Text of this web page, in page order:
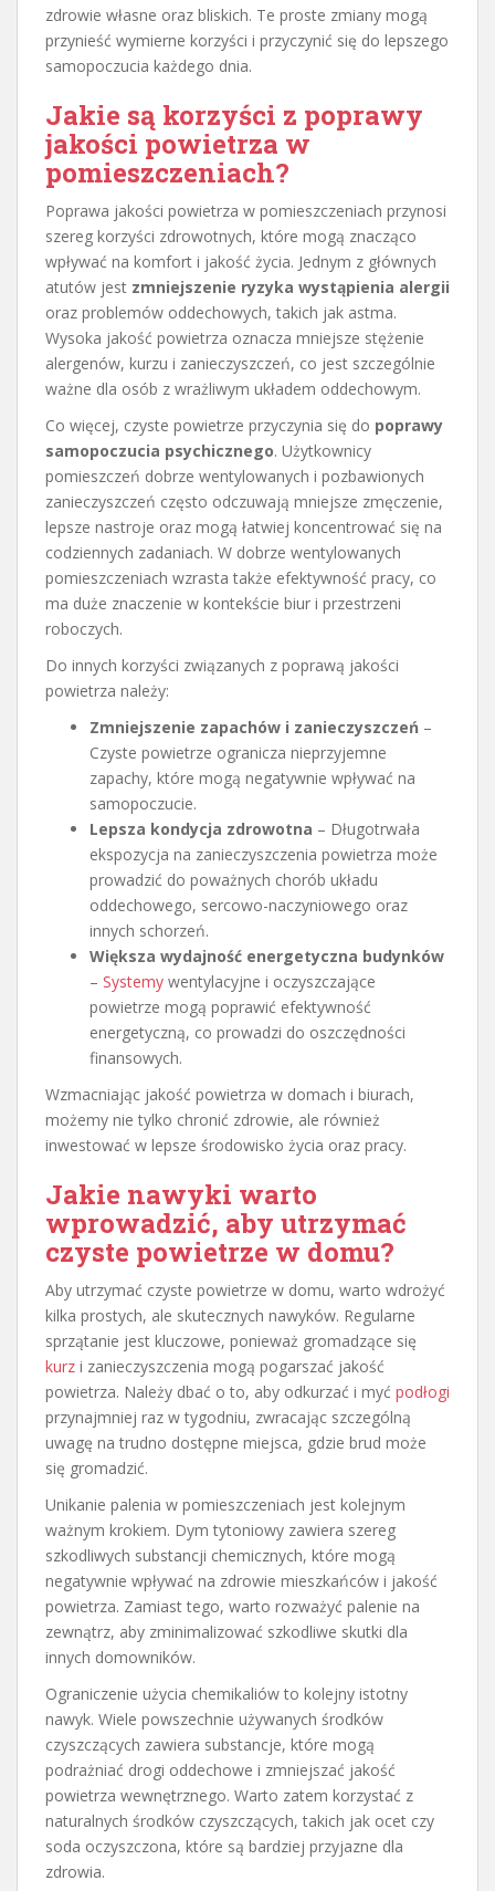
zdrowie własne oraz bliskich. Te proste zmiany mogą
przynieść wymierne korzyści i przyczynić się do lepszego
samopoczucia każdego dnia.
Jakie są korzyści z poprawy
jakości powietrza w
pomieszczeniach?
Poprawa jakości powietrza w pomieszczeniach przynosi
szereg korzyści zdrowotnych, które mogą znacząco
wpływać na komfort i jakość życia. Jednym z głównych
atutów jest zmniejszenie ryzyka wystąpienia alergii
oraz problemów oddechowych, takich jak astma.
Wysoka jakość powietrza oznacza mniejsze stężenie
alergenów, kurzu i zanieczyszczeń, co jest szczególnie
ważne dla osób z wrażliwym układem oddechowym.
Co więcej, czyste powietrze przyczynia się do poprawy
samopoczucia psychicznego. Użytkownicy
pomieszczeń dobrze wentylowanych i pozbawionych
zanieczyszczeń często odczuwają mniejsze zmęczenie,
lepsze nastroje oraz mogą łatwiej koncentrować się na
codziennych zadaniach. W dobrze wentylowanych
pomieszczeniach wzrasta także efektywność pracy, co
ma duże znaczenie w kontekście biur i przestrzeni
roboczych.
Do innych korzyści związanych z poprawą jakości
powietrza należy:
Zmniejszenie zapachów i zanieczyszczeń –
Czyste powietrze ogranicza nieprzyjemne
zapachy, które mogą negatywnie wpływać na
samopoczucie.
Lepsza kondycja zdrowotna – Długotrwała
ekspozycja na zanieczyszczenia powietrza może
prowadzić do poważnych chorób układu
oddechowego, sercowo-naczyniowego oraz
innych schorzeń.
Większa wydajność energetyczna budynków
– Systemy wentylacyjne i oczyszczające
powietrze mogą poprawić efektywność
energetyczną, co prowadzi do oszczędności
finansowych.
Wzmacniając jakość powietrza w domach i biurach,
możemy nie tylko chronić zdrowie, ale również
inwestować w lepsze środowisko życia oraz pracy.
Jakie nawyki warto
wprowadzić, aby utrzymać
czyste powietrze w domu?
Aby utrzymać czyste powietrze w domu, warto wdrożyć
kilka prostych, ale skutecznych nawyków. Regularne
sprzątanie jest kluczowe, ponieważ gromadzące się
kurz i zanieczyszczenia mogą pogarszać jakość
powietrza. Należy dbać o to, aby odkurzać i myć podłogi
przynajmniej raz w tygodniu, zwracając szczególną
uwagę na trudno dostępne miejsca, gdzie brud może
się gromadzić.
Unikanie palenia w pomieszczeniach jest kolejnym
ważnym krokiem. Dym tytoniowy zawiera szereg
szkodliwych substancji chemicznych, które mogą
negatywnie wpływać na zdrowie mieszkańców i jakość
powietrza. Zamiast tego, warto rozważyć palenie na
zewnątrz, aby zminimalizować szkodliwe skutki dla
innych domowników.
Ograniczenie użycia chemikaliów to kolejny istotny
nawyk. Wiele powszechnie używanych środków
czyszczących zawiera substancje, które mogą
podrażniać drogi oddechowe i zmniejszać jakość
powietrza wewnętrznego. Warto zatem korzystać z
naturalnych środków czyszczących, takich jak ocet czy
soda oczyszczona, które są bardziej przyjazne dla
zdrowia.